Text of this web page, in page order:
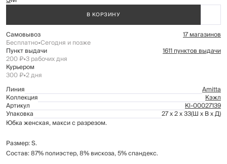
В КОРЗИНУ
Самовывоз 17 магазинов
Бесплатно•Сегодня и позже
Пункт выдачи 1611 пунктов выдачи
200 ₽•3 рабочих дня
Курьером
300 ₽•2 дня
Линия
Amitta
Коллекция Кэжл
Артикул Kl-00027139
Упаковка 27 x 2 x 33(Ш x В x Д)
Юбка женская, макси с разрезом.
Размер: S.
Состав: 87% полиэстер, 8% вискоза, 5% спандекс.